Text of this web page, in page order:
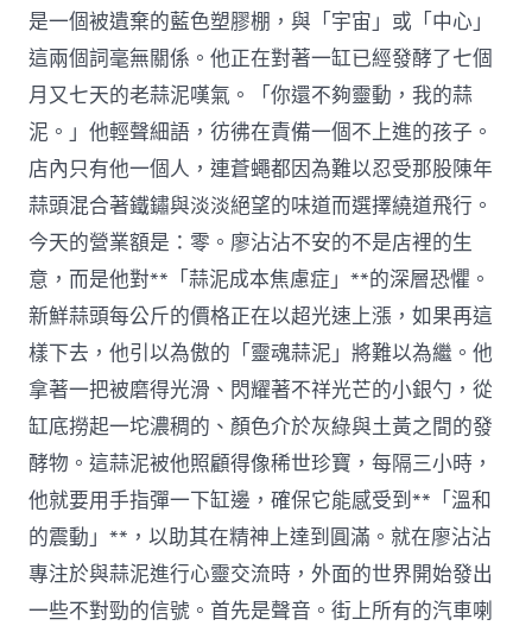
是一個被遺棄的藍色塑膠棚，與「宇宙」或「中心」
這兩個詞毫無關係。他正在對著一缸已經發酵了七個
月又七天的老蒜泥嘆氣。「你還不夠靈動，我的蒜
泥。」他輕聲細語，彷彿在責備一個不上進的孩子。
店內只有他一個人，連蒼蠅都因為難以忍受那股陳年
蒜頭混合著鐵鏽與淡淡絕望的味道而選擇繞道飛行。
今天的營業額是：零。廖沾沾不安的不是店裡的生
意，而是他對**「蒜泥成本焦慮症」**的深層恐懼。
新鮮蒜頭每公斤的價格正在以超光速上漲，如果再這
樣下去，他引以為傲的「靈魂蒜泥」將難以為繼。他
拿著一把被磨得光滑、閃耀著不祥光芒的小銀勺，從
缸底撈起一坨濃稠的、顏色介於灰綠與土黃之間的發
酵物。這蒜泥被他照顧得像稀世珍寶，每隔三小時，
他就要用手指彈一下缸邊，確保它能感受到**「溫和
的震動」**，以助其在精神上達到圓滿。就在廖沾沾
專注於與蒜泥進行心靈交流時，外面的世界開始發出
一些不對勁的信號。首先是聲音。街上所有的汽車喇